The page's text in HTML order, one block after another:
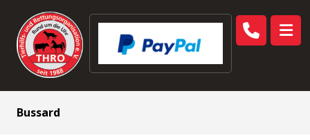
Bussard